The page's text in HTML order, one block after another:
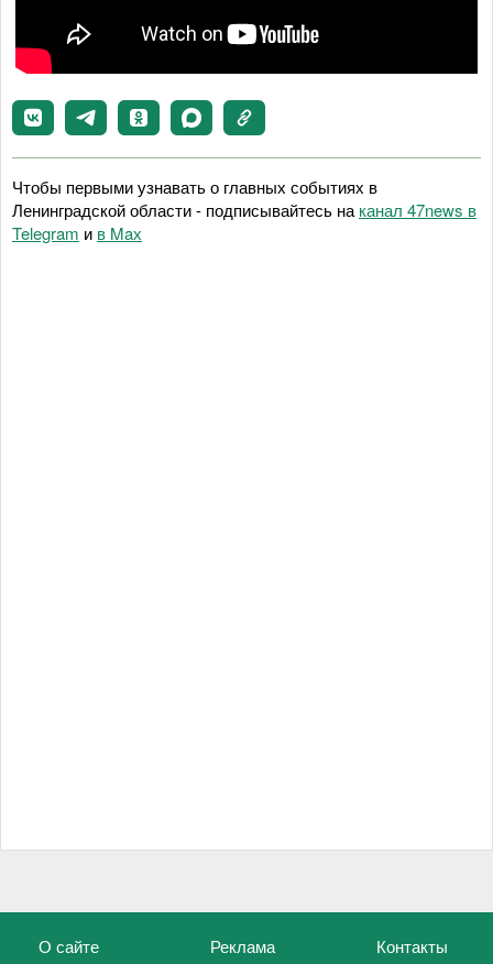
Чтобы первыми узнавать о главных событиях в
Ленинградской области - подписывайтесь на канал 47news в
Telegram и в Maх
О сайте Реклама Контакты